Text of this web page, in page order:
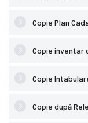
Copie Plan
Copie inventar
Copie
Copie după